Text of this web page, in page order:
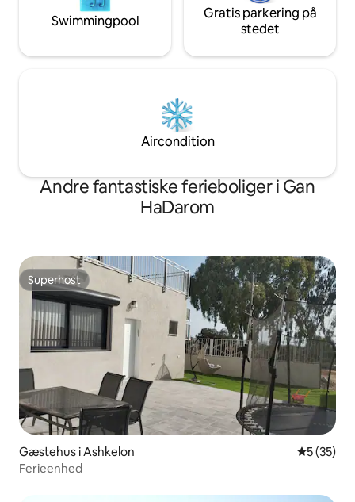
Swimmingpool
Gratis parkering på
stedet
Aircondition
Andre fantastiske ferieboliger i Gan
HaDarom
Superhost
Superhost
Gæstehus i Ashkelon 5 ud af 5 i
5 (35)
Ferieenhed